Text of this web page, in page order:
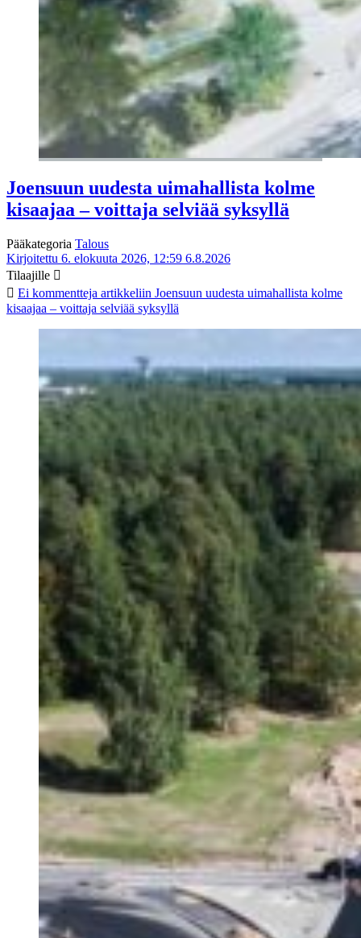
Joensuun uudesta uimahallista kolme
kisaajaa – voittaja selviää syksyllä
Pääkategoria Talous
Kirjoitettu 6. elokuuta 2026, 12:59 6.8.2026
Tilaajille
Ei kommentteja artikkeliin Joensuun uudesta uimahallista kolme
kisaajaa – voittaja selviää syksyllä